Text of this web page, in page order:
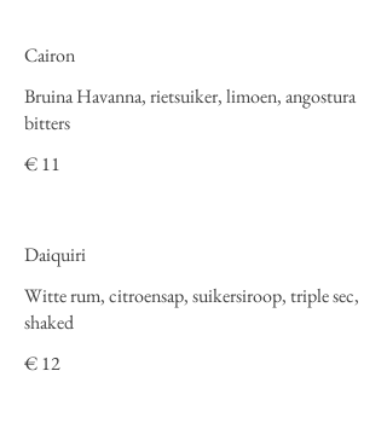
Cairon
Bruina Havanna, rietsuiker, limoen, angostura
bitters
€ 11
Daiquiri
Witte rum, citroensap, suikersiroop, triple sec,
shaked
€ 12